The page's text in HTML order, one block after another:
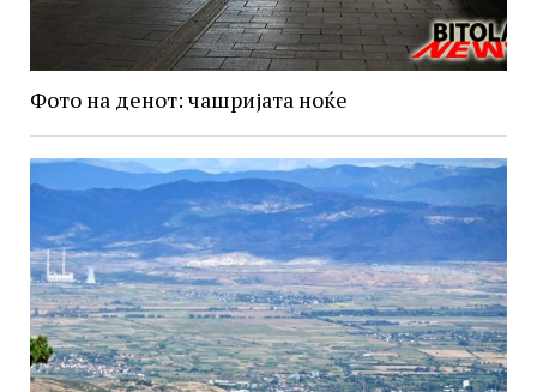
Фото на денот: чашријата ноќе